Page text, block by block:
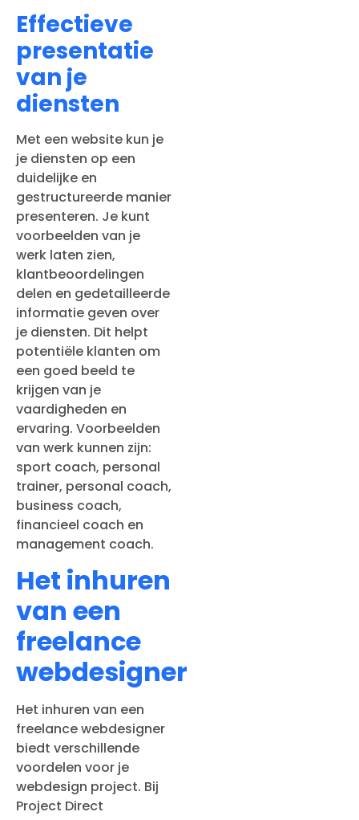
Effectieve
presentatie
van je
diensten
Met een website kun je
je diensten op een
duidelijke en
gestructureerde manier
presenteren. Je kunt
voorbeelden van je
werk laten zien,
klantbeoordelingen
delen en gedetailleerde
informatie geven over
je diensten. Dit helpt
potentiële klanten om
een goed beeld te
krijgen van je
vaardigheden en
ervaring. Voorbeelden
van werk kunnen zijn:
sport coach, personal
trainer, personal coach,
business coach,
financieel coach en
management coach.
Het inhuren
van een
freelance
webdesigner
Het inhuren van een
freelance webdesigner
biedt verschillende
voordelen voor je
webdesign project. Bij
Project Direct